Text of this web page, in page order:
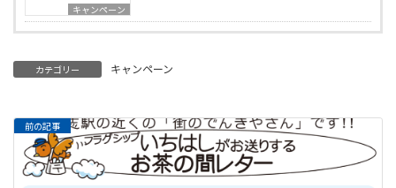
キャンペーン
カテゴリー キャンペーン
前の記事